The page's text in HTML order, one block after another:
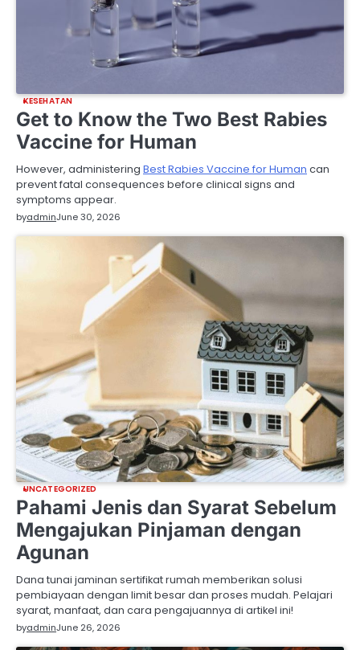
KESEHATAN
Get to Know the Two Best Rabies
Vaccine for Human
However, administering Best Rabies Vaccine for Human can
prevent fatal consequences before clinical signs and
symptoms appear.
byadminJune 30, 2026
UNCATEGORIZED
Pahami Jenis dan Syarat Sebelum
Mengajukan Pinjaman dengan
Agunan
Dana tunai jaminan sertifikat rumah memberikan solusi
pembiayaan dengan limit besar dan proses mudah. Pelajari
syarat, manfaat, dan cara pengajuannya di artikel ini!
byadminJune 26, 2026